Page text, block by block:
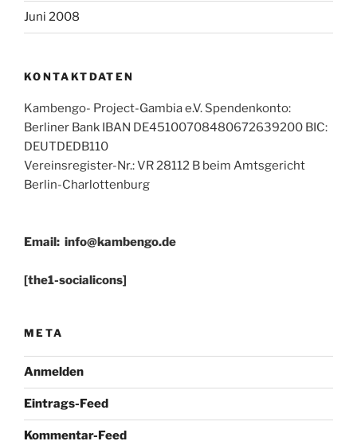
Juni 2008
KONTAKTDATEN
Kambengo- Project-Gambia e.V. Spendenkonto:
Berliner Bank IBAN DE45100708480672639200 BIC:
DEUTDEDB110
Vereinsregister-Nr.: VR 28112 B beim Amtsgericht
Berlin-Charlottenburg
Email: info@kambengo.de
[the1-socialicons]
META
Anmelden
Eintrags-Feed
Kommentar-Feed